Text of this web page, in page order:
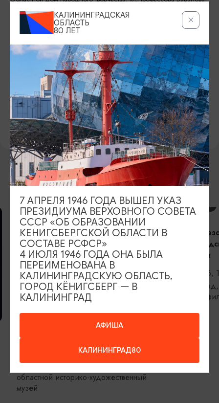
Показать на карте
ТЕЛЕФОН
89644025026
ВОЗРАСТНЫЕ ОГРАНИЧЕНИЯ
12+
БИЛЕТЫ
2500 руб.
ВОЗМОЖНО ВАС ЗАИНТЕРЕСУЕТ
Прикосновение
06.08.2026 - 05.09.2026
Калининград, Калининградский
областной историко-художественный
музей
КОНЦЕРТЫ
Открытие
филармонии
06.09.2026,
областная
КАЛИНИНГРАДСКАЯ
ОБЛАСТЬ
80 ЛЕТ
АФИША
КАЛИНИНГРАД80
7 АПРЕЛЯ 1946 ГОДА ВЫШЕЛ УКАЗ
ПРЕЗИДИУМА ВЕРХОВНОГО СОВЕТА
СССР «ОБ ОБРАЗОВАНИИ
КЕНИГСБЕРГСКОЙ ОБЛАСТИ В
СОСТАВЕ РСФСР»
4 ИЮЛЯ 1946 ГОДА ОНА БЫЛА
ПЕРЕИМЕНОВАНА В
КАЛИНИНГРАДСКУЮ ОБЛАСТЬ,
ГОРОД КЁНИГСБЕРГ — В
КАЛИНИНГРАД